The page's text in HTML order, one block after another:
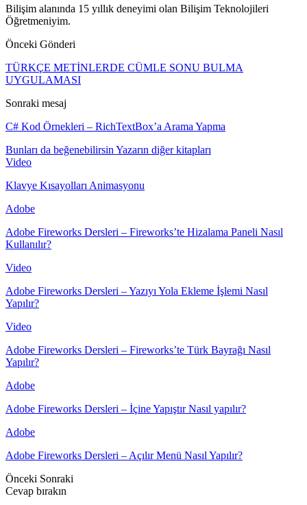
Bilişim alanında 15 yıllık deneyimi olan Bilişim Teknolojileri
Öğretmeniyim.
Önceki Gönderi
TÜRKÇE METİNLERDE CÜMLE SONU BULMA
UYGULAMASI
Sonraki mesaj
C# Kod Örnekleri – RichTextBox’a Arama Yapma
Bunları da beğenebilirsin Yazarın diğer kitapları
Video
Klavye Kısayolları Animasyonu
Adobe
Adobe Fireworks Dersleri – Fireworks’te Hizalama Paneli Nasıl
Kullanılır?
Video
Adobe Fireworks Dersleri – Yazıyı Yola Ekleme İşlemi Nasıl
Yapılır?
Video
Adobe Fireworks Dersleri – Fireworks’te Türk Bayrağı Nasıl
Yapılır?
Adobe
Adobe Fireworks Dersleri – İçine Yapıştır Nasıl yapılır?
Adobe
Adobe Fireworks Dersleri – Açılır Menü Nasıl Yapılır?
Önceki Sonraki
Cevap bırakın